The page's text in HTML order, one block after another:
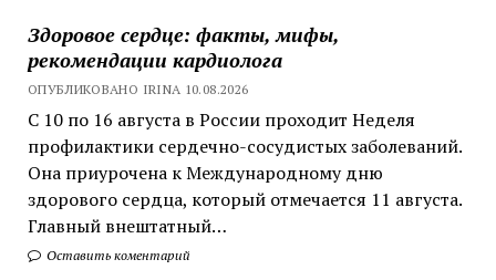
Здоровое сердце: факты, мифы,
рекомендации кардиолога
ОПУБЛИКОВАНО IRINA 10.08.2026
С 10 по 16 августа в России проходит Неделя
профилактики сердечно-сосудистых заболеваний.
Она приурочена к Международному дню
здорового сердца, который отмечается 11 августа.
Главный внештатный…
Оставить коментарий